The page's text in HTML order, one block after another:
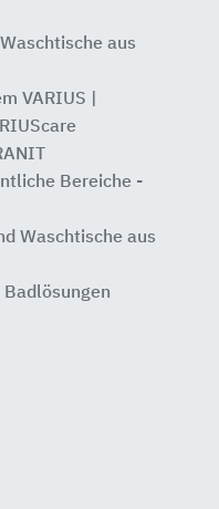
aus
VARIUS |
Bereiche -
Waschtische aus